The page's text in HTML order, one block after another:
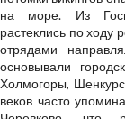
на море. Из
растеклись по ходу
отрядами
основывали
Холмогоры,
веков часто